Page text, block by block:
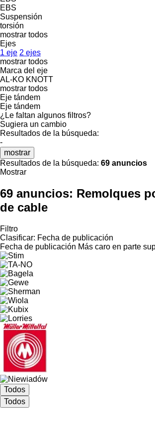
EBS
Suspensión
torsión
mostrar todos
Ejes
1 eje 2 ejes
mostrar todos
Marca del eje
AL-KO KNOTT
mostrar todos
Eje tándem
Eje tándem
¿Le faltan algunos filtros?
Sugiera un cambio
Resultados de la búsqueda:
-
mostrar
Resultados de la búsqueda: 69 anuncios
Mostrar
69 anuncios: Remolques
de cable
Filtro
Clasificar: Fecha de publicación
Fecha de publicación Más caro en parte
Todos
Todos